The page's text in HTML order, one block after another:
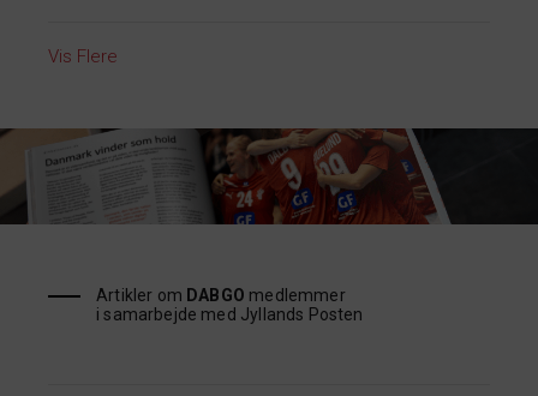
Vis Flere
Artikler om DABGO medlemmer
i samarbejde med Jyllands Posten